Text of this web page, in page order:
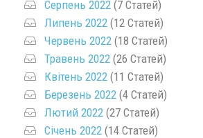
Серпень 2022 (7 Статей)
Липень 2022 (12 Статей)
Червень 2022 (18 Статей)
Травень 2022 (26 Статей)
Квітень 2022 (11 Статей)
Березень 2022 (4 Статей)
Лютий 2022 (27 Статей)
Січень 2022 (14 Статей)